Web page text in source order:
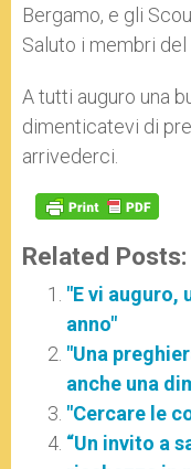
Bergamo, e gli
Saluto i membri del
A tutti auguro una
dimenticatevi di
arrivederci.
Related Posts:
"E vi auguro,
anno"
"Una
anche una
"Cercare le
“Un invito a